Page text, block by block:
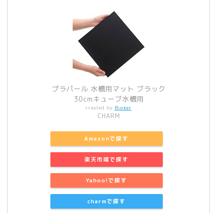
プラパール 水槽用マット ブラック
30cmキューブ水槽用
created by Rinker
CHARM
Amazonで探す
楽天市場で探す
Yahoo!で探す
charmで探す